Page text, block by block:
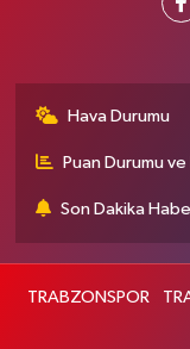
Hava Durumu
Puan Durumu
Son Dakika
TRABZONSPOR